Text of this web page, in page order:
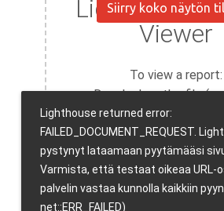
Siirry koko näytön